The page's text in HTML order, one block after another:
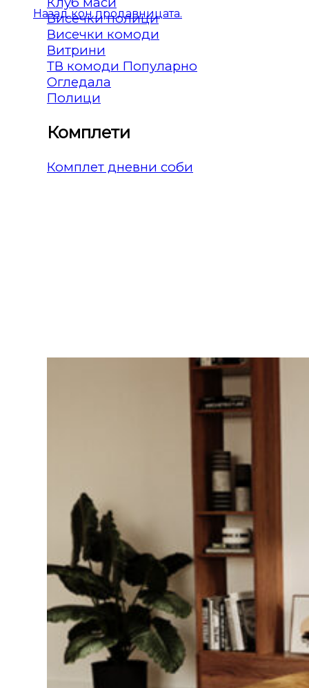
Назад кон продавницата.
Висечки полици
Висечки комоди
Витрини
ТВ комоди
Огледала
Полици
Комплети
Комплет дневни соби